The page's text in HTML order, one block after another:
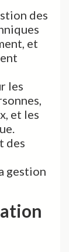
des
et
les
et les
des
gestion